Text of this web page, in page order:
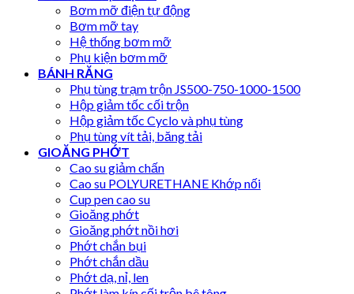
Bơm mỡ điện tự động
Bơm mỡ tay
Hệ thống bơm mỡ
Phụ kiện bơm mỡ
BÁNH RĂNG
Phụ tùng trạm trộn JS500-750-1000-1500
Hộp giảm tốc cối trộn
Hộp giảm tốc Cyclo và phụ tùng
Phụ tùng vít tải, băng tải
GIOĂNG PHỚT
Cao su giảm chấn
Cao su POLYURETHANE Khớp nối
Cup pen cao su
Gioăng phớt
Gioăng phớt nồi hơi
Phớt chắn bụi
Phớt chắn dầu
Phớt dạ, nỉ, len